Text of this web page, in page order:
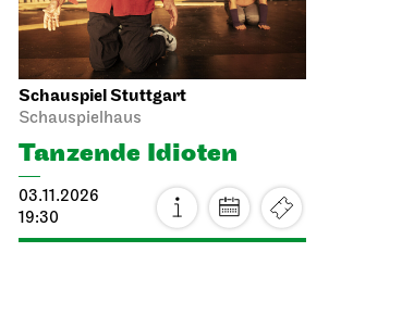
Staatsoper StuttgartRätsche,
Geislingen an der Steige
Staatsoper goes
Rätsche
21.10.2026
19:00